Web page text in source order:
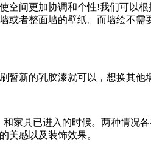
空间更加协调和个性!我们可以
或者整面墙的壁纸。而墙绘不需
新的乳胶漆就可以，想换其他
家具已进入的时候。两种情况
美感以及装饰效果。